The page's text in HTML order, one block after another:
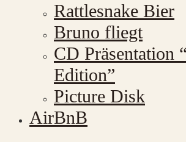
Rattlesnake Bier
Bruno fliegt
CD Präsentation
Edition”
Picture Disk
AirBnB